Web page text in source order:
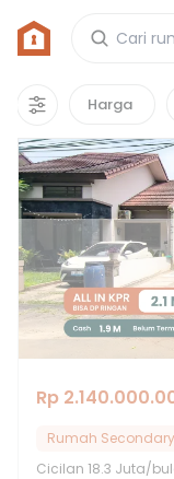
Harga
Rumah di
6properti
Hot Deals
Rp
Rumah Secondary
Cicilan 18.3 Juta/